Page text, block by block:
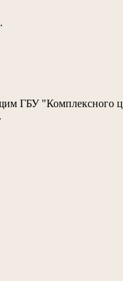
ГБУ "Комплексного